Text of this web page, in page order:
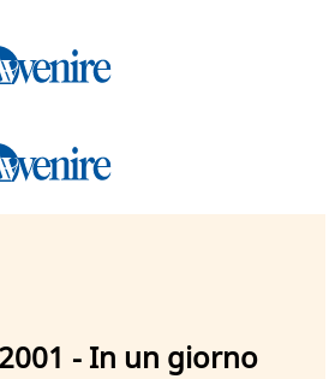
- In un giorno